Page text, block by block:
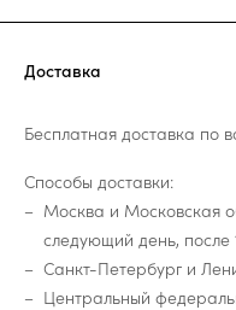
Доставка
Бесплатная доставка по
Способы доставки:
Москва и Московская
следующий день, после
Санкт-Петербург и
Центральный